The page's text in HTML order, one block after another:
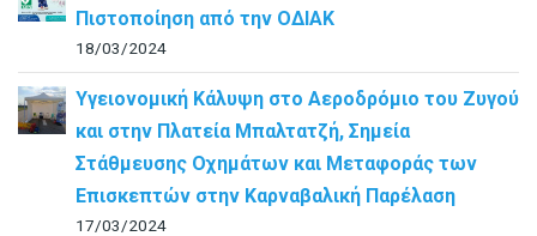
Πιστοποίηση από την ΟΔΙΑΚ
18/03/2024
Υγειονομική Κάλυψη στο Αεροδρόμιο του Ζυγού
και στην Πλατεία Μπαλτατζή, Σημεία
Στάθμευσης Οχημάτων και Μεταφοράς των
Επισκεπτών στην Καρναβαλική Παρέλαση
17/03/2024